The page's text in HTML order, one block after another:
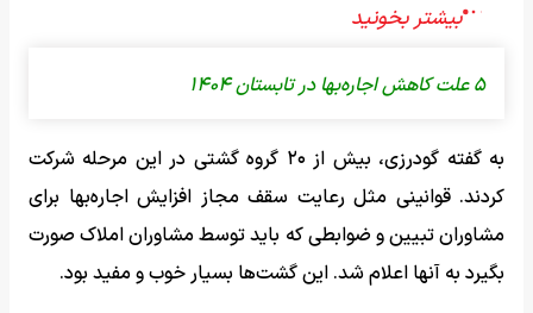
۵ علت کاهش اجاره‌بها در تابستان ۱۴۰۴
به گفته گودرزی، بیش از ۲۰ گروه گشتی در این مرحله شرکت
کردند. قوانینی مثل رعایت سقف مجاز افزایش اجاره‌بها برای
مشاوران تبیین و ضوابطی که باید توسط مشاوران املاک صورت
بگیرد به آنها اعلام شد. این گشت‌ها بسیار خوب و مفید بود.